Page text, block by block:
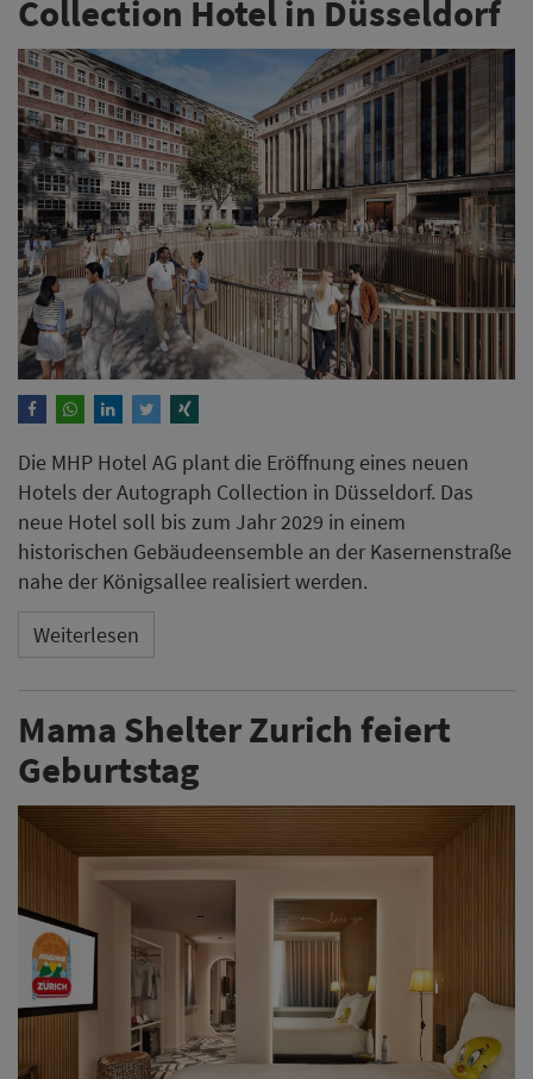
Collection Hotel in Düsseldorf
Die MHP Hotel AG plant die Eröffnung eines neuen
Hotels der Autograph Collection in Düsseldorf. Das
neue Hotel soll bis zum Jahr 2029 in einem
historischen Gebäudeensemble an der Kasernenstraße
nahe der Königsallee realisiert werden.
Weiterlesen
Mama Shelter Zurich feiert
Geburtstag